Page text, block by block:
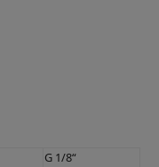
G 1/8“